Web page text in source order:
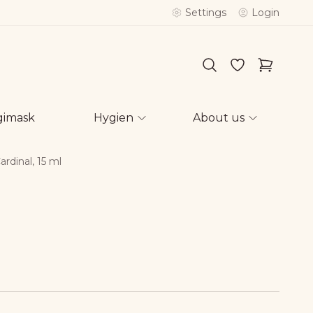
Settings Login
Hygien About us
15 ml